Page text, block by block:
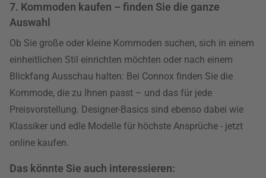
7. Kommoden kaufen – finden Sie die ganze
Auswahl
Ob Sie große oder kleine Kommoden suchen, sich in einem
einheitlichen Stil einrichten möchten oder nach einem
Blickfang Ausschau halten: Bei Connox finden Sie die
Kommode, die zu Ihnen passt – und das für jede
Preisvorstellung. Designer-Basics sind ebenso dabei wie
Klassiker und edle Modelle für höchste Ansprüche - jetzt
online kaufen.
Das könnte Sie auch interessieren: